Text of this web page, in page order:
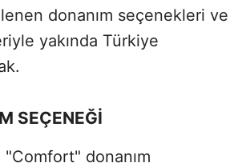
donanım seçenekleri ve
yakında Türkiye
SEÇENEĞİ
"Comfort" donanım